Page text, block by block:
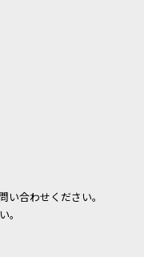
合わせください。
。